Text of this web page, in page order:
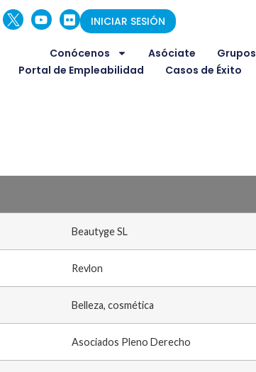
INICIAR SESIÓN
Conócenos Asóciate Grupos
Portal de Empleabilidad
Casos de Éxito
Beautyge SL
Revlon
Belleza, cosmética
Asociados Pleno Derecho